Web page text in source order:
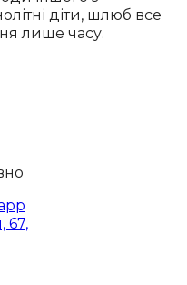
діти, шлюб все
лише часу.
67,